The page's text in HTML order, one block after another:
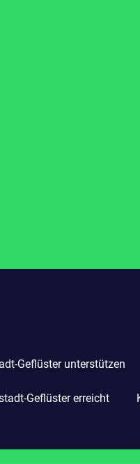
Geflüster unterstützen
Geflüster erreicht